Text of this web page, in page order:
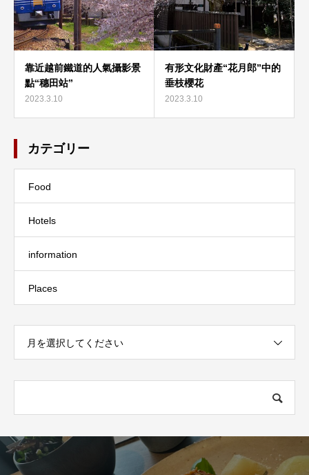
靠近越前鐵道的人氣攝影景
點“穗田站”
2023.3.10
有形文化財產“花月郎”中的
垂枝櫻花
2023.3.10
カテゴリー
Food
Hotels
information
Places
月を選択してください